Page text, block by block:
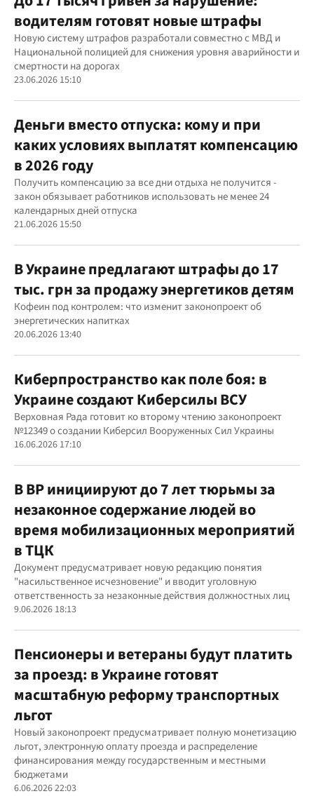
водителям готовят новые штрафы
Новую систему штрафов разработали совместно с МВД и
Национальной полицией для снижения уровня аварийности и
смертности на дорогах
23.06.2026 15:10
Деньги вместо отпуска: кому и при
каких условиях выплатят компенсацию
в 2026 году
Получить компенсацию за все дни отдыха не получится -
закон обязывает работников использовать не менее 24
календарных дней отпуска
21.06.2026 15:50
В Украине предлагают штрафы до 17
тыс. грн за продажу энергетиков детям
Кофеин под контролем: что изменит законопроект об
энергетических напитках
20.06.2026 13:40
Киберпространство как поле боя: в
Украине создают Киберсилы ВСУ
Верховная Рада готовит ко второму чтению законопроект
№12349 о создании Киберсил Вооруженных Сил Украины
16.06.2026 17:10
В ВР инициируют до 7 лет тюрьмы за
незаконное содержание людей во
время мобилизационных мероприятий
в ТЦК
Документ предусматривает новую редакцию понятия
"насильственное исчезновение" и вводит уголовную
ответственность за незаконные действия должностных лиц
9.06.2026 18:13
Пенсионеры и ветераны будут платить
за проезд: в Украине готовят
масштабную реформу транспортных
льгот
Новый законопроект предусматривает полную монетизацию
льгот, электронную оплату проезда и распределение
финансирования между государственным и местными
бюджетами
6.06.2026 22:03